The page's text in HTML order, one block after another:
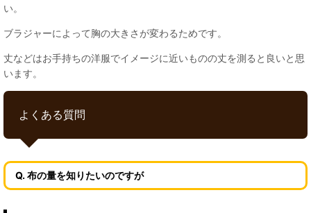
い。
ブラジャーによって胸の大きさが変わるためです。
丈などはお手持ちの洋服でイメージに近いものの丈を測ると良いと思
います。
よくある質問
Q. 布の量を知りたいのですが